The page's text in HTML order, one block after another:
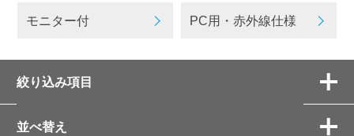
モニター付 PC用・赤外線仕様
絞り込み項目
並べ替え